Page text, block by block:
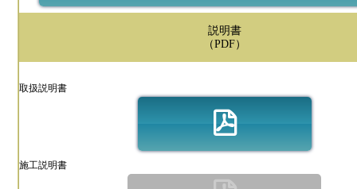
説明書
（PDF）
取扱説明書
施工説明書